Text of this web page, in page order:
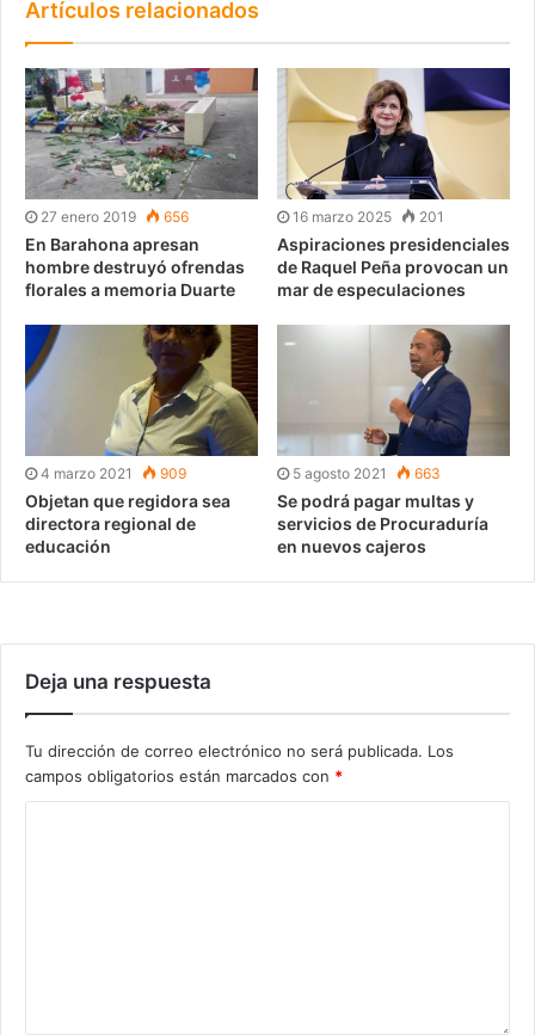
Artículos relacionados
27 enero 2019 656
En Barahona apresan
hombre destruyó ofrendas
florales a memoria Duarte
16 marzo 2025 201
Aspiraciones presidenciales
de Raquel Peña provocan un
mar de especulaciones
4 marzo 2021 909
Objetan que regidora sea
directora regional de
educación
5 agosto 2021 663
Se podrá pagar multas y
servicios de Procuraduría
en nuevos cajeros
Deja una respuesta
Tu dirección de correo electrónico no será publicada. Los
campos obligatorios están marcados con *